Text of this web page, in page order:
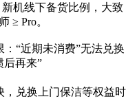
机线下备货比例，大致
≥ Pro。
“近期未消费”无法兑换
后再来”
，兑换上门保洁等权益时